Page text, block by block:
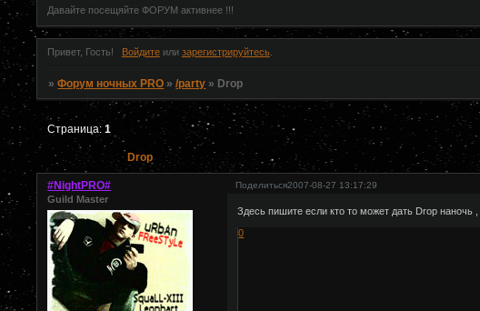
Давайте посещяйте ФОРУМ активнее !!!
Привет, Гость! Войдитеили зарегистрируйтесь.
»Форум ночных PRO »/party » Drop
Drop
Страница:1
Поделиться2007-08-27 13:17:29
#NightPRO#
Guild Master
Здесь пишите если кто то может дать Drop наночь
0